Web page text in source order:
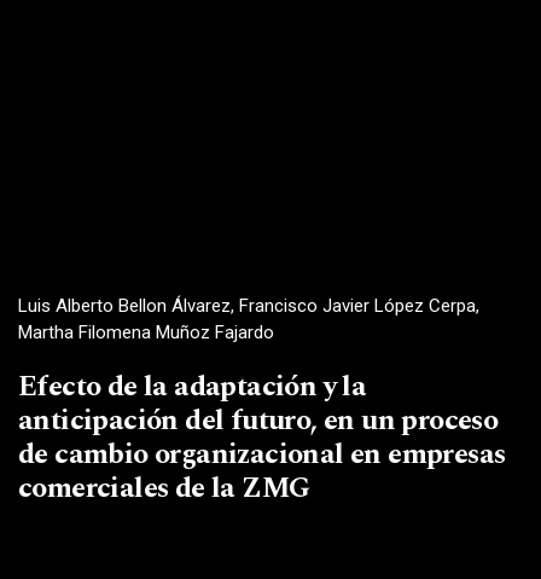
Luis Alberto Bellon Álvarez, Francisco Javier López Cerpa,
Martha Filomena Muñoz Fajardo
Efecto de la adaptación y la
anticipación del futuro, en un proceso
de cambio organizacional en empresas
comerciales de la ZMG